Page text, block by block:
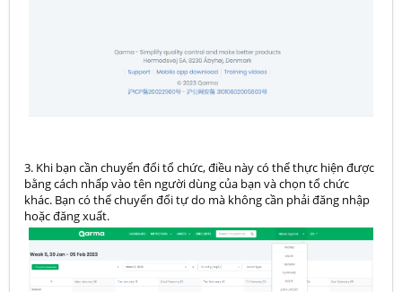
3. Khi bạn cần chuyển đổi tổ chức, điều này có thể thực hiện được
bằng cách nhấp vào tên người dùng của bạn và chọn tổ chức
khác. Bạn có thể chuyển đổi tự do mà không cần phải đăng nhập
hoặc đăng xuất.